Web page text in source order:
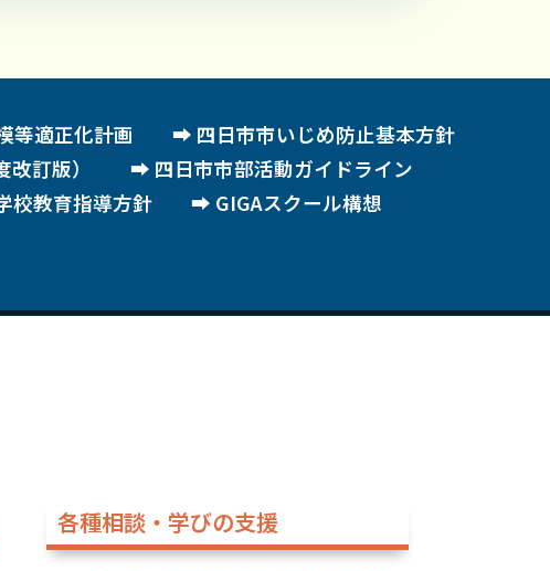
等適正化計画
四日市市いじめ防止基本方針
訂版）
四日市市部活動ガイドライン
校教育指導方針
GIGAスクール構想
各種相談・学びの支援